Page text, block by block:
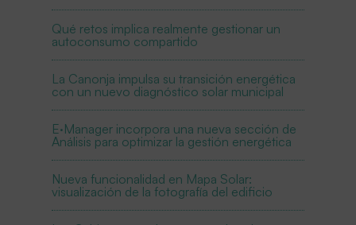
Qué retos implica realmente gestionar un
autoconsumo compartido
La Canonja impulsa su transición energética
con un nuevo diagnóstico solar municipal
E·Manager incorpora una nueva sección de
Análisis para optimizar la gestión energética
Nueva funcionalidad en Mapa Solar:
visualización de la fotografía del edificio